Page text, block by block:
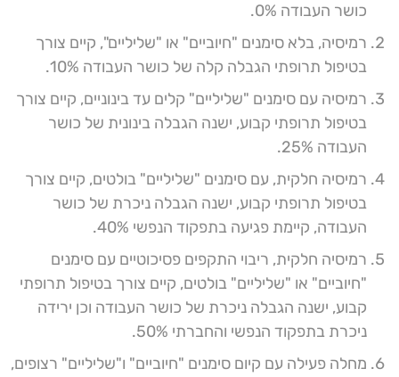
כושר העבודה 0%.
רמיסיה, בלא סימנים "חיוביים" או "שליליים", קיים צורך
בטיפול תרופתי הגבלה קלה של כושר העבודה 10%.
רמיסיה עם סימנים "שליליים" קלים עד בינוניים, קיים צורך
בטיפול תרופתי קבוע, ישנה הגבלה בינונית של כושר
העבודה 25%.
רמיסיה חלקית, עם סימנים "שליליים" בולטים, קיים צורך
בטיפול תרופתי קבוע, ישנה הגבלה ניכרת של כושר
העבודה, קיימת פגיעה בתפקוד הנפשי 40%.
רמיסיה חלקית, ריבוי התקפים פסיכוטיים עם סימנים
"חיוביים" או "שליליים" בולטים, קיים צורך בטיפול תרופתי
קבוע, ישנה הגבלה ניכרת של כושר העבודה וכן ירידה
ניכרת בתפקוד הנפשי והחברתי 50%.
מחלה פעילה עם קיום סימנים "חיוביים" ו"שליליים" רצופים,